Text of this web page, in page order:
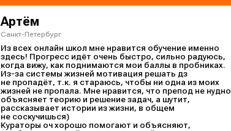
Артём
Санкт-Петербург
Из всех онлайн школ мне нравится обучение именно
здесь! Прогресс идёт очень быстро, сильно радуюсь,
когда вижу, как поднимаются мои баллы в пробниках.
Из-за системы жизней мотивация решать дз
не пропадёт, т.к. я стараюсь, чтобы ни одна из моих
жизней не пропала. Мне нравится, что препод не нудно
объясняет теорию и решение задач, а шутит,
рассказывает истории из жизни, в общем
не соскучишься)
Кураторы оч хорошо помогают и объясняют,